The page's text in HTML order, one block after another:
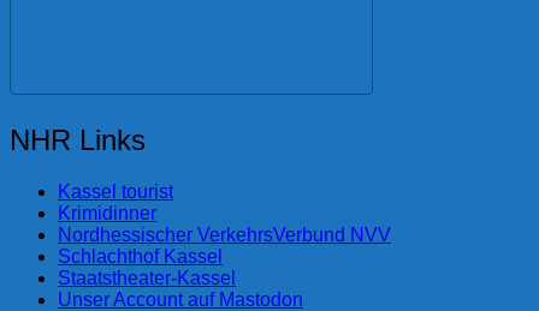
NHR Links
Kassel tourist
Krimidinner
Nordhessischer VerkehrsVerbund NVV
Schlachthof Kassel
Staatstheater-Kassel
Unser Account auf Mastodon